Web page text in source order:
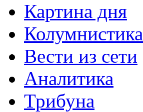
Картина дня
Колумнистика
Вести из сети
Аналитика
Трибуна